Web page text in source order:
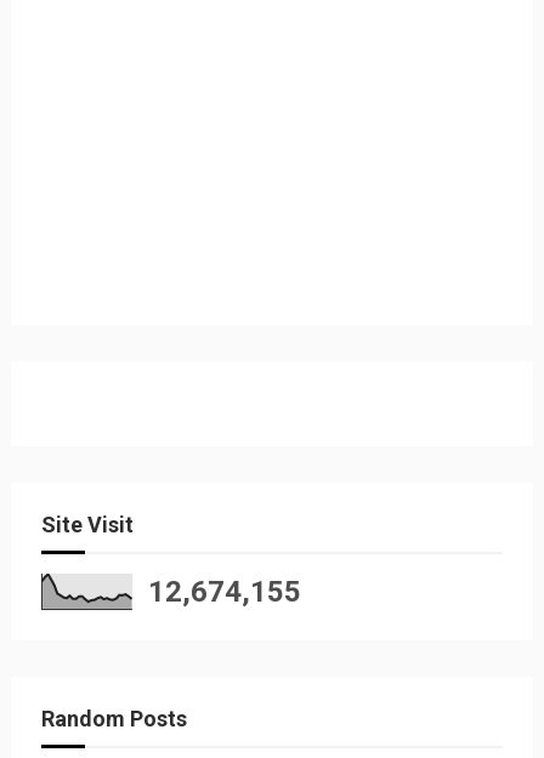
Site Visit
12,674,155
Random Posts